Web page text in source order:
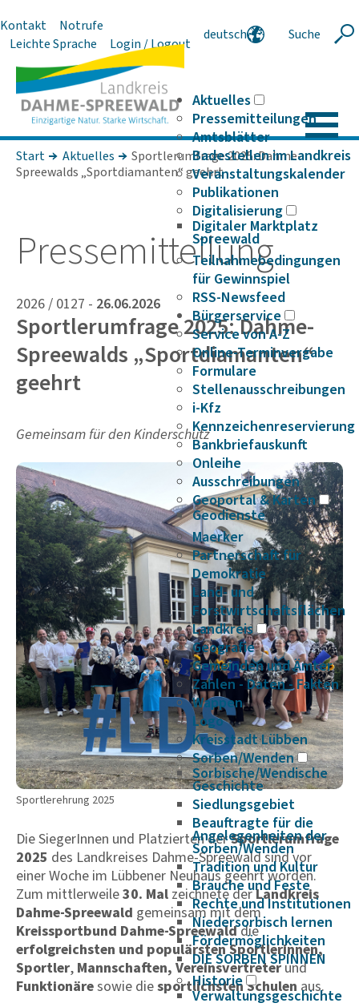
Kontakt
Notrufe
Leichte Sprache
Login / Logout
deutsch
Suche
Aktuelles
Pressemitteilungen
Amtsblätter
Badestellen im Landkreis
Veranstaltungskalender
Publikationen
Digitalisierung
Digitaler Marktplatz
Spreewald
Teilnahmebedingungen
für Gewinnspiel
RSS-Newsfeed
Bürgerservice
Service von A-Z
Online-Terminvergabe
Formulare
Stellenausschreibungen
i-Kfz
Kennzeichenreservierung
Bankbriefauskunft
Onleihe
Ausschreibungen
Geoportal & Karten
Geodienste
Maerker
Partnerschaft für
Demokratie
Land- und
Forstwirtschaftsflächen
Landkreis
Geografie
Gemeinden und Ämter
Zahlen - Daten - Fakten
Wappen
Logo
Kreisstadt Lübben
Sorben/Wenden
Sorbische/Wendische
Geschichte
Siedlungsgebiet
Beauftragte für die
Angelegenheiten der
Sorben/Wenden
Tradition und Kultur
Bräuche und Feste
Rechte und Institutionen
Niedersorbisch lernen
Fördermöglichkeiten
DIE SORBEN SPINNEN
Historie
Verwaltungsgeschichte
Start Aktuelles
Sportlerumfrage 2025: Dahme-
Spreewalds „Sportdiamanten“ geehrt
Pres­se­mit­tei­lung
2026 / 0127 - 26.06.2026
Sportlerumfrage 2025: Dahme-
Spreewalds „Sportdiamanten“
geehrt
Gemeinsam für den Kinderschutz
Sportlerehrung 2025
Die SiegerInnen und Platzierten derSportlerumfrage
2025 des Landkreises Dahme-Spreewald sind vor
einer Woche im Lübbener Neuhaus geehrt worden.
Zum mittlerweile30. Mal zeichnete derLandkreis
Dahme-Spreewald gemeinsam mit dem
Kreissportbund Dahme-Spreewalddie
erfolgreichsten und populärsten Sportlerinnen,
Sportler, Mannschaften, Vereinsvertreter und
Funktionäresowie diesportlichsten Schulen aus.